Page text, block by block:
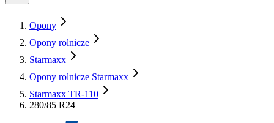
Opony
Opony rolnicze
Starmaxx
Opony rolnicze Starmaxx
Starmaxx TR-110
280/85 R24